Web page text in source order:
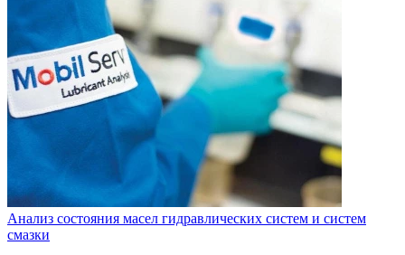
Анализ состояния масел гидравлических систем и систем
смазки